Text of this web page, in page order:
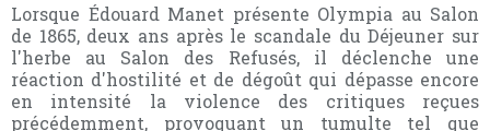
Lorsque Édouard Manet présente Olympia au Salon
de 1865, deux ans après le scandale du Déjeuner sur
l'herbe au Salon des Refusés, il déclenche une
réaction d'hostilité et de dégoût qui dépasse encore
en intensité la violence des critiques reçues
précédemment, provoquant un tumulte tel que